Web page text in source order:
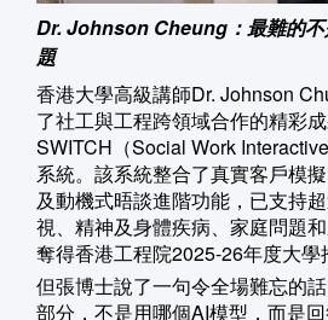
Dr. Johnson Cheung：最難的不
題
香港大學高級講師Dr. Johnson
了社工與工程跨領域合作的精彩
SWITCH（Social Work
系統。該系統整合了真實客戶模
及動機式晤談進階功能，已支持
視、精神及身體疾病、家庭問題
奪得香港工程院2025-26年度大學
但張博士說了一句令全場難忘的
部分，不是用哪個AI模型，而是